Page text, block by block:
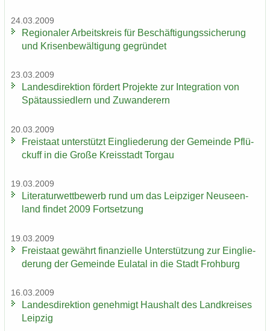
24.03.2009
Re­gio­na­ler Ar­beits­kreis für Be­schäf­ti­gungs­si­che­rung
und Kri­sen­be­wäl­ti­gung ge­grün­det
23.03.2009
Lan­des­di­rek­ti­on för­dert Pro­jek­te zur In­te­gra­ti­on von
Spät­aus­sied­lern und Zu­wan­de­rern
20.03.2009
Frei­staat un­ter­stützt Ein­glie­de­rung der Ge­mein­de Pflü­
ckuff in die Große Kreis­stadt Tor­gau
19.03.2009
Li­te­ra­tur­wett­be­werb rund um das Leip­zi­ger Neu­seen­
land fin­det 2009 Fort­set­zung
19.03.2009
Frei­staat ge­währt fi­nan­zi­el­le Un­ter­stüt­zung zur Ein­glie­
de­rung der Ge­mein­de Eu­la­tal in die Stadt Froh­burg
16.03.2009
Lan­des­di­rek­ti­on ge­neh­migt Haus­halt des Land­krei­ses
Leip­zig